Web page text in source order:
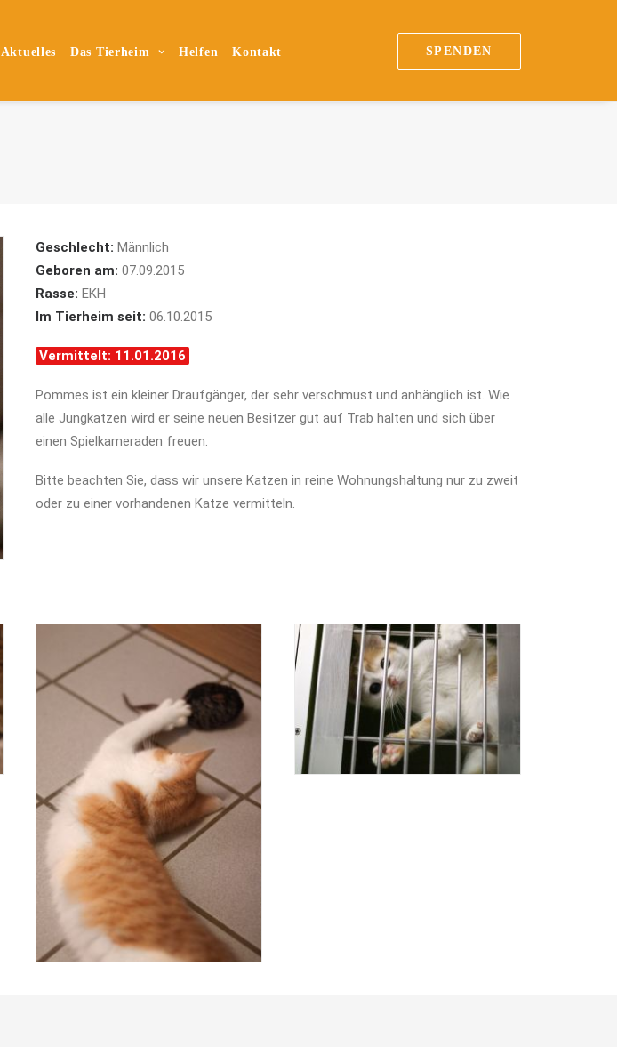
Aktuelles Das Tierheim Helfen Kontakt SPENDEN
Geschlecht: Männlich
Geboren am: 07.09.2015
Rasse: EKH
Im Tierheim seit: 06.10.2015
Vermittelt: 11.01.2016
Pommes ist ein kleiner Draufgänger, der sehr verschmust und anhänglich ist. Wie
alle Jungkatzen wird er seine neuen Besitzer gut auf Trab halten und sich über
einen Spielkameraden freuen.
Bitte beachten Sie, dass wir unsere Katzen in reine Wohnungshaltung nur zu zweit
oder zu einer vorhandenen Katze vermitteln.